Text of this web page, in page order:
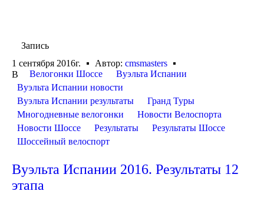
Запись
1 сентября 2016г.
Автор: cmsmasters
В
Велогонки Шоссе
Вуэльта Испании
Вуэльта Испании новости
Вуэльта Испании результаты
Гранд Туры
Многодневные велогонки
Новости Велоспорта
Новости Шоссе
Результаты
Результаты Шоссе
Шоссейный велоспорт
Вуэльта Испании 2016. Результаты 12
этапа